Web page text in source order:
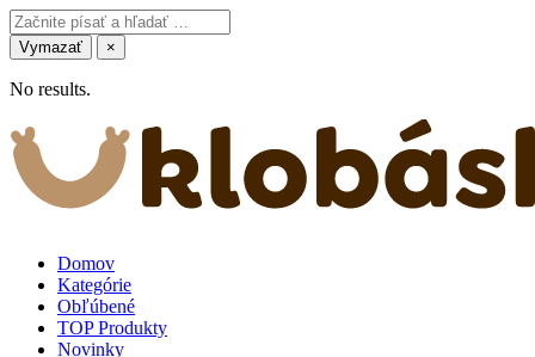
Vymazať ×
No results.
Domov
Kategórie
Obľúbené
TOP Produkty
Novinky